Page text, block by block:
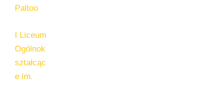
Paltoo
I Liceum
Ogólnok
ształcąc
e im.